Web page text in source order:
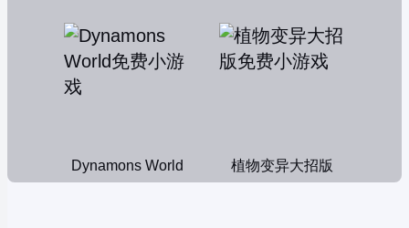
Dynamons World 植物变异大招版